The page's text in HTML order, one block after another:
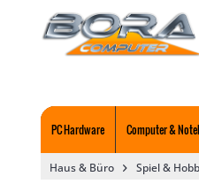
PC Hardware Computer &
Haus & Büro Spiel &